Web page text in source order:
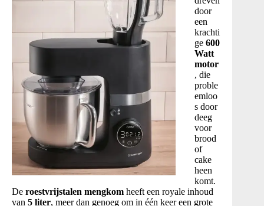
door
een
krachti
ge 600
Watt
motor
, die
proble
emloo
s door
deeg
voor
brood
of
cake
heen
komt.
De roestvrijstalen mengkom heeft een royale inhoud
van 5 liter, meer dan genoeg om in één keer een grote